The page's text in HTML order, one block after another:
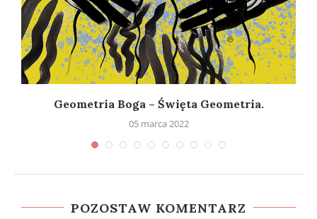
Geometria Boga – Święta Geometria.
05 marca 2022
POZOSTAW KOMENTARZ